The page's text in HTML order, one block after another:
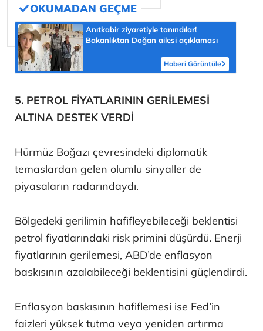
Anıtkabir ziyaretiyle tanındılar!
Bakanlıktan Doğan ailesi açıklaması
Haberi Görüntüle
5. PETROL FİYATLARININ GERİLEMESİ
ALTINA DESTEK VERDİ
Hürmüz Boğazı çevresindeki diplomatik
temaslardan gelen olumlu sinyaller de
piyasaların radarındaydı.
Bölgedeki gerilimin hafifleyebileceği beklentisi
petrol fiyatlarındaki risk primini düşürdü. Enerji
fiyatlarının gerilemesi, ABD’de enflasyon
baskısının azalabileceği beklentisini güçlendirdi.
Enflasyon baskısının hafiflemesi ise Fed’in
faizleri yüksek tutma veya yeniden artırma